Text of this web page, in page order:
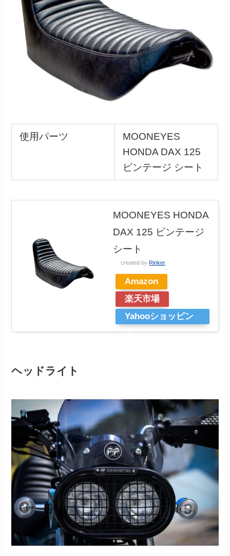
使用パーツ
MOONEYES
HONDA DAX 125
ビンテージ シート
MOONEYES HONDA
DAX 125 ビンテージ
シート
created byRinker
Amazon
楽天市場
Yahooショッピン
グ
ヘッドライト